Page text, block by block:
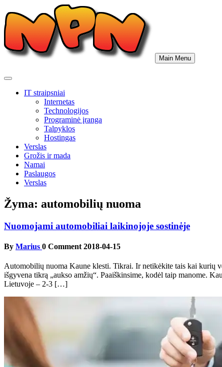
to
content
Main Menu
IT straipsniai
Internetas
Technologijos
Programinė įranga
Talpyklos
Hostingas
Verslas
Grožis ir mada
Namai
Paslaugos
Verslas
Žyma: automobilių nuoma
Nuomojami automobiliai laikinojoje sostinėje
By Marius 0 Comment 2018-04-15
Automobilių nuoma Kaune klesti. Tikrai. Ir netikėkite tais kai kurių
išgyvena tikrą „aukso amžių“. Paaiškinsime, kodėl taip manome.
Lietuvoje – 2-3 […]